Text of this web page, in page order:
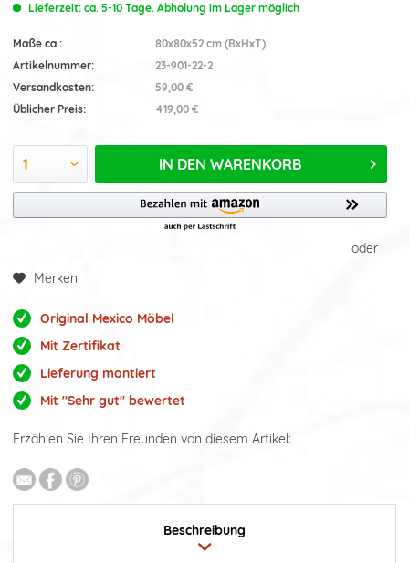
Lieferzeit: ca. 5-10 Tage. Abholung im Lager möglich
Maße ca.:
80x80x52 cm (BxHxT)
Artikelnummer:
23-901-22-2
Versandkosten:
59,00 €
Üblicher Preis:
419,00 €
IN DEN WARENKORB
oder
Merken
Original Mexico Möbel
Mit Zertifikat
Lieferung montiert
Mit "Sehr gut" bewertet
Erzählen Sie Ihren Freunden von diesem Artikel:
Beschreibung